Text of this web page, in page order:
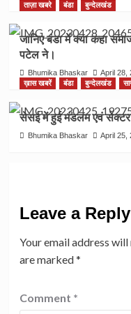
ताज़ा खबरे
बंडा बुन्देलखंड
जानिए बंडा में क्या कहा
पटेल ने।
Bhumika Bhaskar April 28,
ख़ास खबरें
बंडा बुन्देलखंड
सेसई में हुई मंडलम एवं सेक्टर
Bhumika Bhaskar April 25,
Leave a Reply
Your email address
are marked*
Comment *